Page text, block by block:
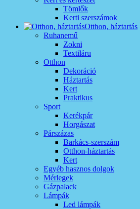
Tömlők
Kerti szerszámok
Otthon, háztartás
Ruhanemű
Zokni
Textiláru
Otthon
Dekoráció
Háztartás
Kert
Praktikus
Sport
Kerékpár
Horgászat
Párszázas
Barkács-szerszám
Otthon-háztartás
Kert
Egyéb hasznos dolgok
Mérlegek
Gázpalack
Lámpák
Led lámpák